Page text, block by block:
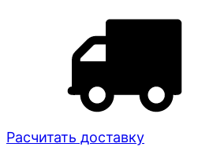
Расчитать доставку